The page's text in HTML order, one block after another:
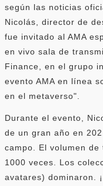
según las noticias
Nicolás, director de
fue invitado al AMA
en vivo sala de
Finance, en el grupo
evento AMA en línea
en el metaverso".
Durante el evento,
de un gran año en
campo. El volumen
1000 veces. Los
avatares) dominaron.